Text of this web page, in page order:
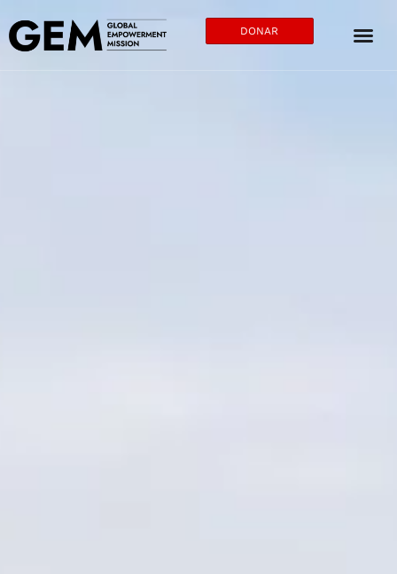
DONAR